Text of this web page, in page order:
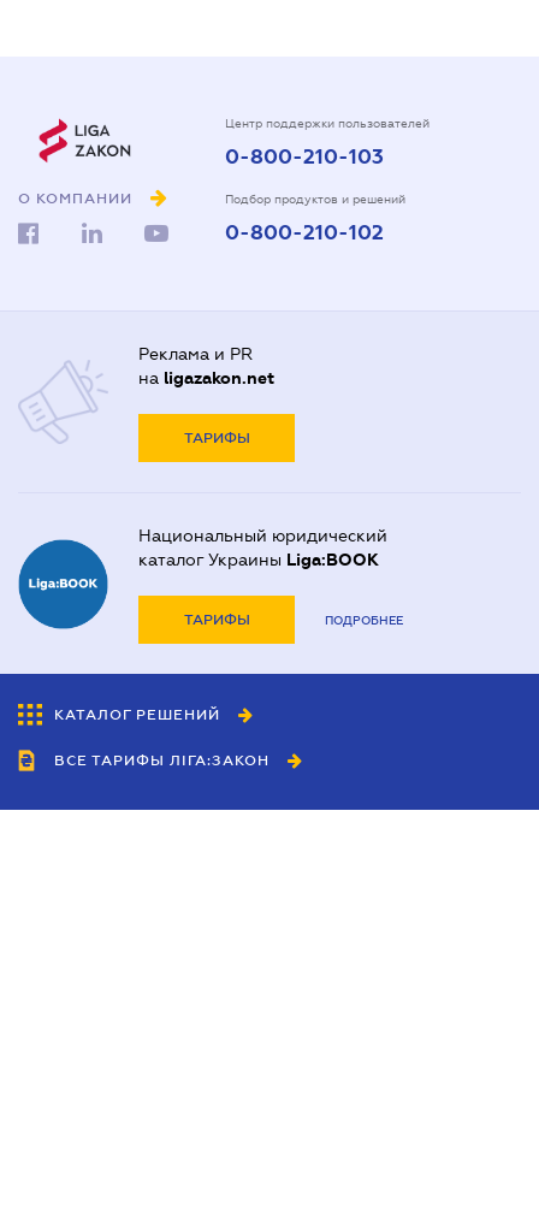
О КОМПАНИИ
Центр поддержки пользователей
0-800-210-103
Подбор продуктов и решений
0-800-210-102
Реклама и PR
на ligazakon.net
ТАРИФЫ
Национальный юридический
каталог Украины Liga:BOOK
ТАРИФЫ ПОДРОБНЕЕ
КАТАЛОГ РЕШЕНИЙ
ВСЕ ТАРИФЫ ЛІГА:ЗАКОН